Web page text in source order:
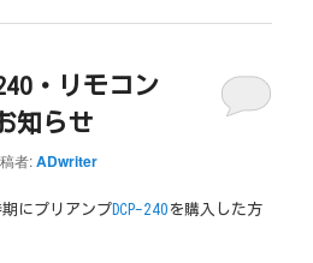
・リモコン
知らせ
者:ADwriter
にプリアンプDCP-240 を購入した方